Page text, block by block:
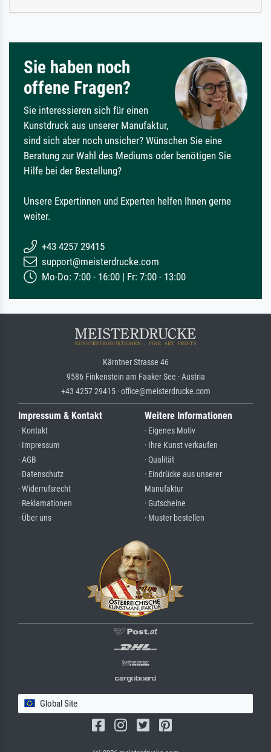
Sie haben noch
offene Fragen?
Sie interessieren sich für einen
Kunstdruck aus unserer Manufaktur,
sind sich aber noch unsicher? Wünschen Sie eine
Beratung zur Wahl des Mediums oder benötigen Sie
Hilfe bei der Bestellung?
Unsere Expertinnen und Experten helfen Ihnen gerne
weiter.
+43 4257 29415
support@meisterdrucke.com
Mo-Do: 7:00 - 16:00 | Fr: 7:00 - 13:00
Kärntner Strasse 46
9586 Finkenstein am Faaker See · Austria
+43 4257 29415 · office@meisterdrucke.com
Impressum & Kontakt
· Kontakt
· Impressum
· AGB
· Datenschutz
· Widerrufsrecht
· Reklamationen
· Über uns
Weitere Informationen
· Eigenes Motiv
· Ihre Kunst verkaufen
· Qualität
· Eindrücke aus unserer
Manufaktur
· Gutscheine
· Muster bestellen
Global Site